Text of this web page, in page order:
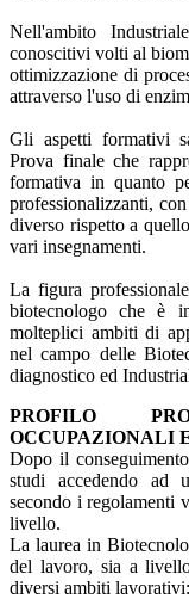
Nell'ambito
conoscitivi volti al
ottimizzazione di
attraverso l'uso di
Gli aspetti formativi
Prova finale che
formativa in quanto
professionalizzanti,
diverso rispetto a
vari insegnamenti.
La figura
biotecnologo che è
molteplici ambiti di
nel campo delle
diagnostico ed
PROFILO
OCCUPAZIONALI
Dopo il
studi accedendo ad
secondo i regolamenti
livello.
La laurea in
del lavoro, sia a
diversi ambiti lavorativi: